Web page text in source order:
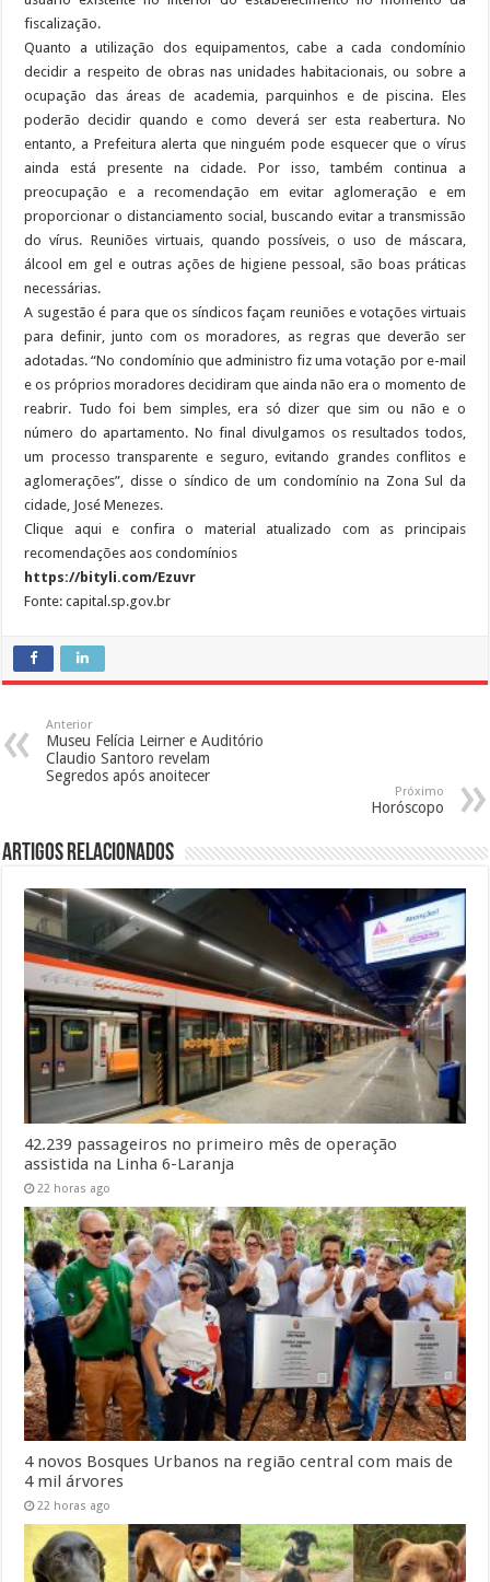
fiscalização.
Quanto a utilização dos equipamentos, cabe a cada condomínio
decidir a respeito de obras nas unidades habitacionais, ou sobre a
ocupação das áreas de academia, parquinhos e de piscina. Eles
poderão decidir quando e como deverá ser esta reabertura. No
entanto, a Prefeitura alerta que ninguém pode esquecer que o vírus
ainda está presente na cidade. Por isso, também continua a
preocupação e a recomendação em evitar aglomeração e em
proporcionar o distanciamento social, buscando evitar a transmissão
do vírus. Reuniões virtuais, quando possíveis, o uso de máscara,
álcool em gel e outras ações de higiene pessoal, são boas práticas
necessárias.
A sugestão é para que os síndicos façam reuniões e votações virtuais
para definir, junto com os moradores, as regras que deverão ser
adotadas. “No condomínio que administro fiz uma votação por e-mail
e os próprios moradores decidiram que ainda não era o momento de
reabrir. Tudo foi bem simples, era só dizer que sim ou não e o
número do apartamento. No final divulgamos os resultados todos,
um processo transparente e seguro, evitando grandes conflitos e
aglomerações”, disse o síndico de um condomínio na Zona Sul da
cidade, José Menezes.
Clique aqui e confira o material atualizado com as principais
recomendações aos condomínios
https://bityli.com/Ezuvr
Fonte: capital.sp.gov.br
Anterior
Museu Felícia Leirner e Auditório
Claudio Santoro revelam
Segredos após anoitecer
Próximo
Horóscopo
Artigos Relacionados
42.239 passageiros no primeiro mês de operação
assistida na Linha 6-Laranja
22 horas ago
4 novos Bosques Urbanos na região central com mais de
4 mil árvores
22 horas ago